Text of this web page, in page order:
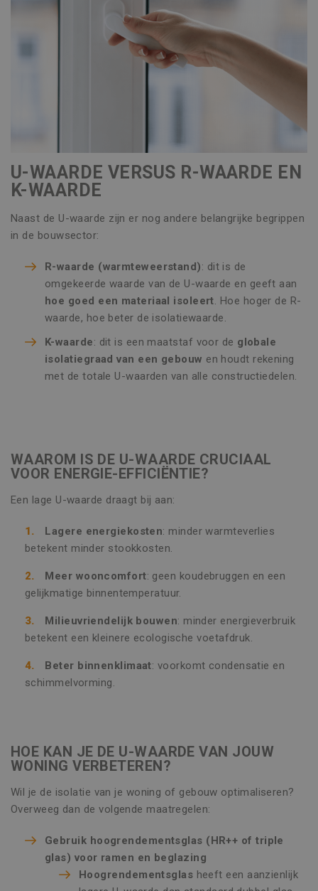
U-WAARDE VERSUS R-WAARDE EN
K-WAARDE
Naast de U-waarde zijn er nog andere belangrijke begrippen
in de bouwsector:
R-waarde (warmteweerstand): dit is de
omgekeerde waarde van de U-waarde en geeft aan
hoe goed een materiaal isoleert. Hoe hoger de R-
waarde, hoe beter de isolatiewaarde.
K-waarde: dit is een maatstaf voor de globale
isolatiegraad van een gebouw en houdt rekening
met de totale U-waarden van alle constructiedelen.
WAAROM IS DE U-WAARDE CRUCIAAL
VOOR ENERGIE-EFFICIËNTIE?
Een lage U-waarde draagt bij aan:
Lagere energiekosten: minder warmteverlies
betekent minder stookkosten.
Meer wooncomfort: geen koudebruggen en een
gelijkmatige binnentemperatuur.
Milieuvriendelijk bouwen: minder energieverbruik
betekent een kleinere ecologische voetafdruk.
Beter binnenklimaat: voorkomt condensatie en
schimmelvorming.
HOE KAN JE DE U-WAARDE VAN JOUW
WONING VERBETEREN?
Wil je de isolatie van je woning of gebouw optimaliseren?
Overweeg dan de volgende maatregelen:
Gebruik hoogrendementsglas (HR++ of triple
glas) voor ramen en beglazing
Hoogrendementsglas heeft een aanzienlijk